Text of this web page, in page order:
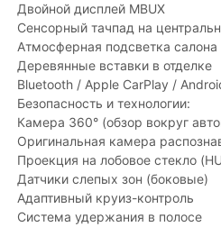
Двойной дисплей MBUX
Сенсорный тачпад на
Атмосферная подсветка салона
Деревянные вставки в отделке
Bluetooth / Apple CarPlay /
Безопасность и технологии:
Камера 360° (обзор вокруг
Оригинальная камера
Проекция на лобовое стекло
Датчики слепых зон (боковые)
Адаптивный круиз-контроль
Система удержания в полосе